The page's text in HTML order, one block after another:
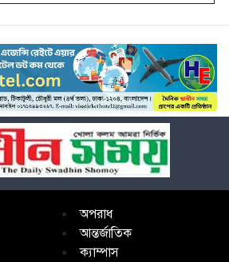
অপরাধ
আন্তর্জাতিক
ক্যাম্পাস